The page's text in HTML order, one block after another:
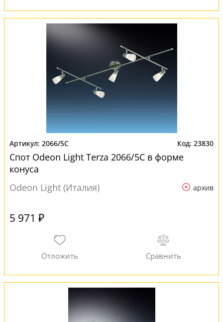
2066/5C 23830
Спот Odeon Light Terza 2066/5C в форме
конуса
Odeon Light (Италия)
архив
5 971 ₽